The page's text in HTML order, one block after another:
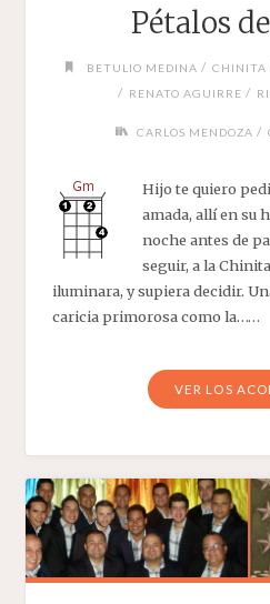
Pétalos
BETULIO MEDINA / CHINITA
/ RENATO AGUIRRE /
CARLOS MENDOZA /
Hijo te quiero
amada, allí en su
noche antes de
seguir, a la
iluminara, y supiera decidir.
caricia primorosa como la……
VER LOS